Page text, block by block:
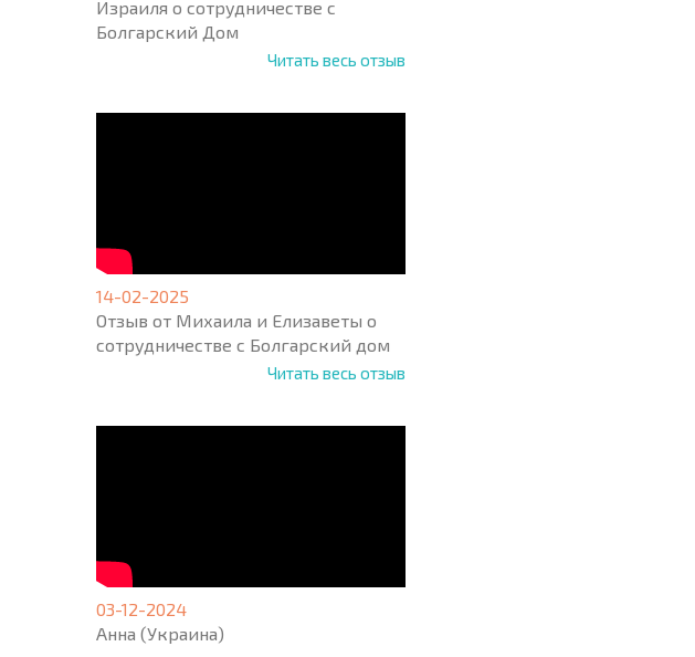
Израиля о сотрудничестве с
Болгарский Дом
Читать весь отзыв
14-02-2025
Отзыв от Михаила и Елизаветы о
сотрудничестве с Болгарский дом
Читать весь отзыв
03-12-2024
Анна (Украина)